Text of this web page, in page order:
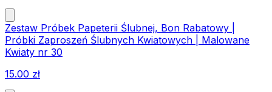
Zestaw Próbek Papeterii Ślubnej, Bon Rabatowy |
Próbki Zaproszeń Ślubnych Kwiatowych | Malowane
Kwiaty nr 30
15.00 zł